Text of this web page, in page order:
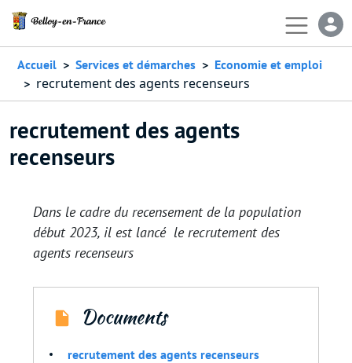
Accueil Services et démarches Economie et emploi
recrutement des agents recenseurs
recrutement des agents
recenseurs
Dans le cadre du recensement de la population
début 2023, il est lancé le recrutement des
agents recenseurs
Documents
recrutement des agents recenseurs